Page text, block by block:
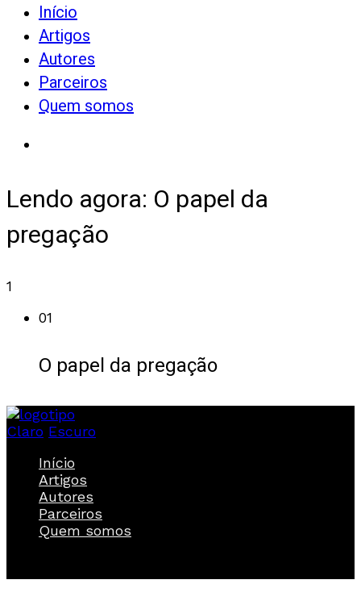
Início
Artigos
Autores
Parceiros
Quem somos
Lendo agora: O papel da
pregação
1
01
O papel da pregação
Claro Escuro
Início
Artigos
Autores
Parceiros
Quem somos